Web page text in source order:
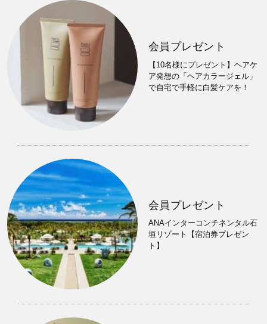
会員プレゼント
【10名様にプレゼント】ヘアケ
ア発想の「ヘアカラージェル」
で自宅で手軽に白髪ケアを！
会員プレゼント
ANAインターコンチネンタル石
垣リゾート【宿泊券プレゼン
ト】